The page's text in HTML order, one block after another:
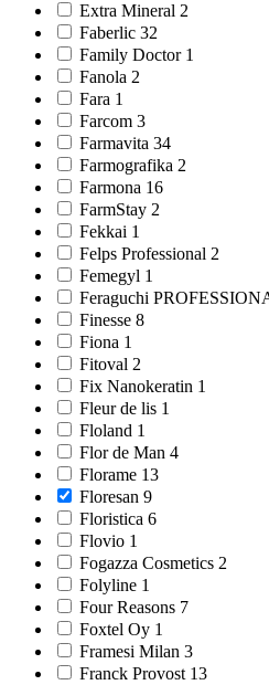
Extra Mineral 2
Faberlic 32
Family Doctor 1
Fanola 2
Fara 1
Farcom 3
Farmavitа 34
Farmografika 2
Farmona 16
FarmStay 2
Fekkai 1
Felps Professional 2
Femegyl 1
Feraguchi
Finesse 8
Fiona 1
Fitoval 2
Fix Nanokeratin 1
Fleur de lis 1
Floland 1
Flor de Man 4
Florame 13
Floresan 9
Floristica 6
Flovio 1
Fogazza Cosmetics 2
Folyline 1
Four Reasons 7
Foxtel Oy 1
Framesi Milan 3
Franck Provost 13